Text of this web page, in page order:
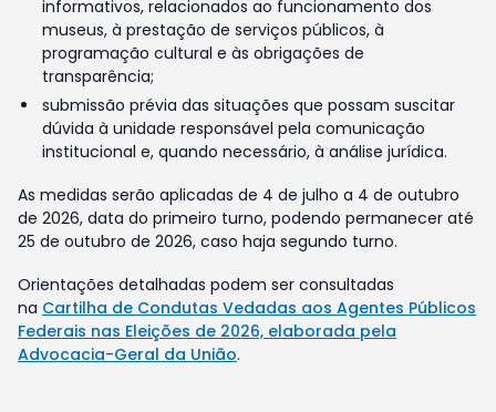
informativos, relacionados ao funcionamento dos
museus, à prestação de serviços públicos, à
programação cultural e às obrigações de
transparência;
submissão prévia das situações que possam suscitar
dúvida à unidade responsável pela comunicação
institucional e, quando necessário, à análise jurídica.
As medidas serão aplicadas de 4 de julho a 4 de outubro
de 2026, data do primeiro turno, podendo permanecer até
25 de outubro de 2026, caso haja segundo turno.
Orientações detalhadas podem ser consultadas
na Cartilha de Condutas Vedadas aos Agentes Públicos
Federais nas Eleições de 2026, elaborada pela
Advocacia-Geral da União.